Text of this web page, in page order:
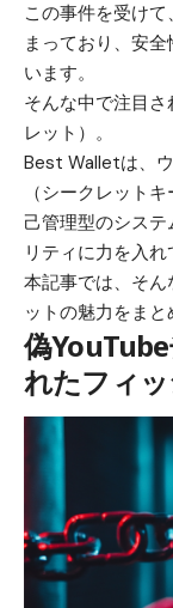
この事件を受け
まっており、安
います。
そんな中で注目さ
レット） 。
Best Walletは、
（シークレット
己管理型のシス
リティに力を入れ
本記事では、そ
ットの魅力をまと
偽
れたフィ